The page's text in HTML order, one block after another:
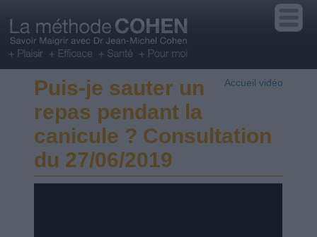
Accueil vidéo
Puis-je sauter un
repas pendant la
canicule ? Consultation
du 27/06/2019